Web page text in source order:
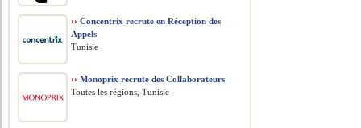
›› Concentrix recrute en Réception des
Appels
Tunisie
›› Monoprix recrute des Collaborateurs
Toutes les régions, Tunisie